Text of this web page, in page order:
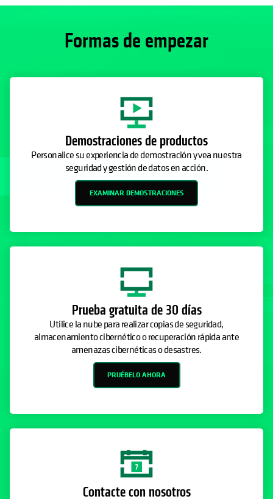
Formas de empezar
Demostraciones de productos
Personalice su experiencia de demostración y vea nuestra
seguridad y gestión de datos en acción.
EXAMINAR DEMOSTRACIONES
Prueba gratuita de 30 días
Utilice la nube para realizar copias de seguridad,
almacenamiento cibernético o recuperación rápida ante
amenazas cibernéticas o desastres.
PRUÉBELO AHORA
Contacte con nosotros